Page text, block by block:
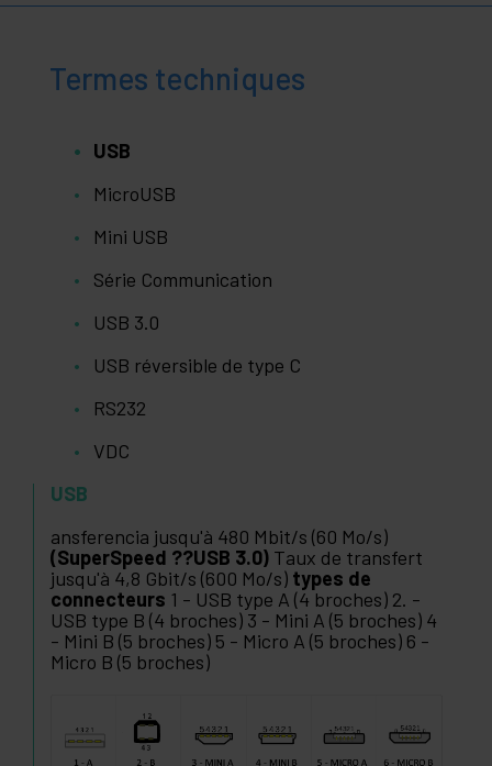
Termes techniques
USB
MicroUSB
Mini USB
Série Communication
USB 3.0
USB réversible de type C
RS232
VDC
USB
ansferencia jusqu'à 480 Mbit/s (60 Mo/s)
(SuperSpeed ??USB 3.0) Taux de transfert
jusqu'à 4,8 Gbit/s (600 Mo/s) types de
connecteurs 1 - USB type A (4 broches) 2. -
USB type B (4 broches) 3 - Mini A (5 broches) 4
- Mini B (5 broches) 5 - Micro A (5 broches) 6 -
Micro B (5 broches)